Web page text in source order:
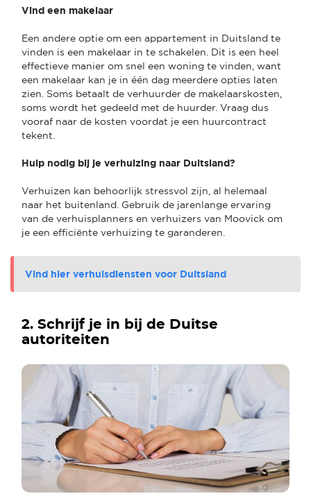
Vind een makelaar
Een andere optie om een appartement in Duitsland te
vinden is een makelaar in te schakelen. Dit is een heel
effectieve manier om snel een woning te vinden, want
een makelaar kan je in één dag meerdere opties laten
zien. Soms betaalt de verhuurder de makelaarskosten,
soms wordt het gedeeld met de huurder. Vraag dus
vooraf naar de kosten voordat je een huurcontract
tekent.
Hulp nodig bij je verhuizing naar Duitsland?
Verhuizen kan behoorlijk stressvol zijn, al helemaal
naar het buitenland. Gebruik de jarenlange ervaring
van de verhuisplanners en verhuizers van Moovick om
je een efficiënte verhuizing te garanderen.
Vind hier verhuisdiensten voor Duitsland
2. Schrijf je in bij de Duitse
autoriteiten